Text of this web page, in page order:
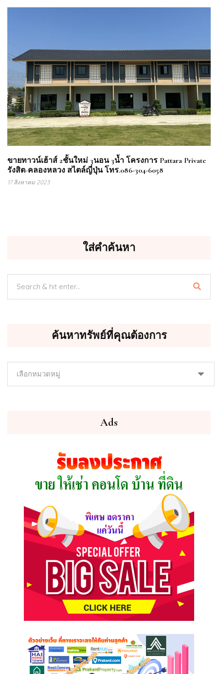
ขายทาวน์เฮ้าส์ 2ชั้นใหม่ 3นอน 3น้ำ โครงการ Pattara Private
รังสิต-คลองหลวง สไตล์ญี่ปุ่น โทร.086-304-6058
17 สิงหาคม 2023
ใส่คำค้นหา
ค้นหาทรัพย์ที่คุณต้องการ
ค้นหา
Ads